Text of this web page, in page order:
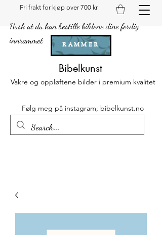
Fri frakt for kjøp over 700 kr
Husk at du kan bestille bildene dine ferdig
innrammet
RAMMER
Bibelkunst
Vakre og oppløftene bilder i premium kvalitet
Følg meg på instagram; bibelkunst.no